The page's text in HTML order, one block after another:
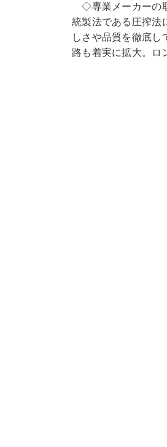
◇専業メーカーの
統製法である圧搾法
しさや品質を徹底し
路も着実に拡大。